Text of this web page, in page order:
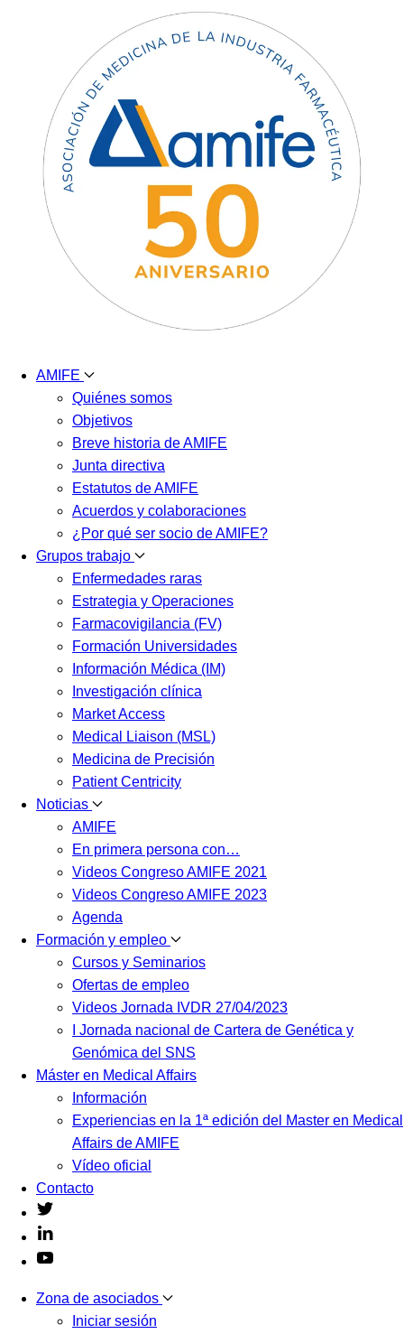
AMIFE
Quiénes somos
Objetivos
Breve historia de AMIFE
Junta directiva
Estatutos de AMIFE
Acuerdos y colaboraciones
¿Por qué ser socio de AMIFE?
Grupos trabajo
Enfermedades raras
Estrategia y Operaciones
Farmacovigilancia (FV)
Formación Universidades
Información Médica (IM)
Investigación clínica
Market Access
Medical Liaison (MSL)
Medicina de Precisión
Patient Centricity
Noticias
AMIFE
En primera persona con…
Videos Congreso AMIFE 2021
Videos Congreso AMIFE 2023
Agenda
Formación y empleo
Cursos y Seminarios
Ofertas de empleo
Videos Jornada IVDR 27/04/2023
I Jornada nacional de Cartera de Genética y
Genómica del SNS
Máster en Medical Affairs
Información
Experiencias en la 1ª edición del Master en Medical
Affairs de AMIFE
Vídeo oficial
Contacto
Zona de asociados
Iniciar sesión